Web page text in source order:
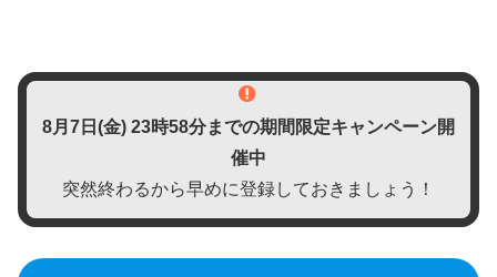
8月7日(金) 23時58分までの期間限定キャンペーン開
催中
突然終わるから早めに登録しておきましょう！